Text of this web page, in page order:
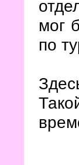
мог
по